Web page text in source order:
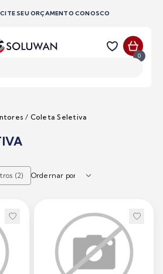
SEU ORÇAMENTO CONOSCO
0
/ Coleta Seletiva
(2)